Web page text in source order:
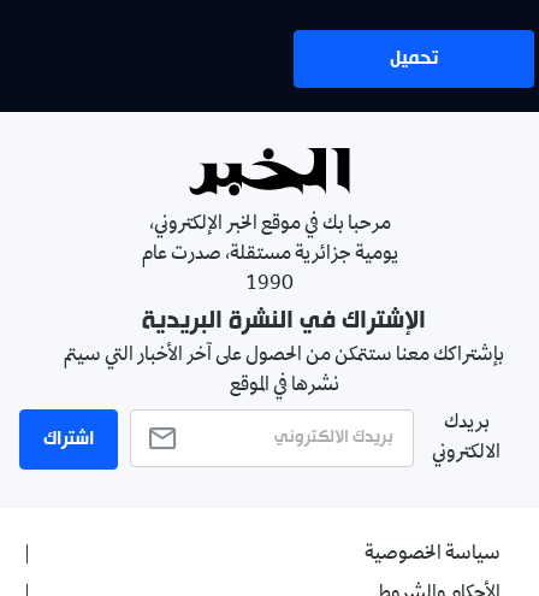
تحميل
مرحبا بك في موقع الخبر الإلكتروني،
يومية جزائرية مستقلة، صدرت عام
1990
الإشتراك في النشرة البريدية
بإشتراكك معنا ستتمكن من الحصول على آخر الأخبار التي سيتم
نشرها في الموقع
بريدك
الالكتروني
اشتراك
سياسة الخصوصية